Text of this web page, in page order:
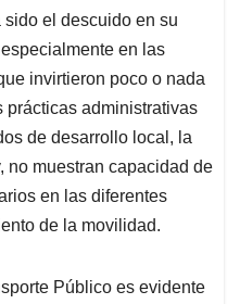
el descuido en su
en las
invirtieron poco o nada
prácticas administrativas
de desarrollo local, la
no muestran capacidad de
en las diferentes
de la movilidad.
Público es evidente